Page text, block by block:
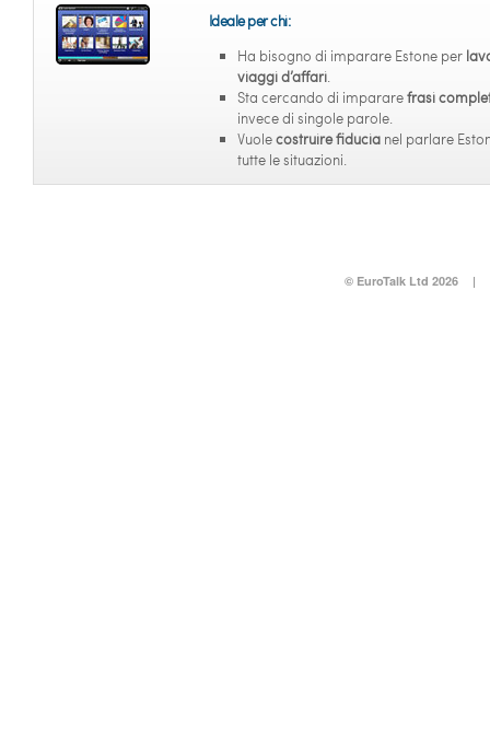
Ideale per chi:
Ha bisogno di imparare Estone per
viaggi d’affari.
Sta cercando di impararefrasi
invece di singole parole.
Vuolecostruire fiducia nel parlare
tutte le situazioni.
© EuroTalk Ltd 2026 |